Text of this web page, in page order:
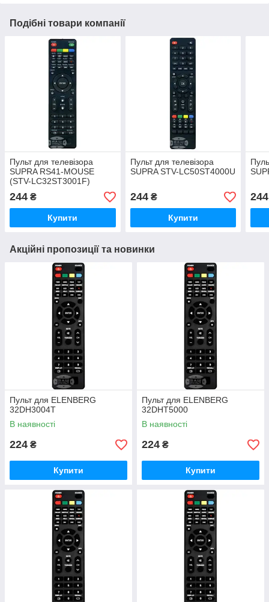
Подібні товари компанії
Пульт для телевізора
SUPRA RS41-MOUSE
(STV-LC32ST3001F)
244 ₴
Купити
Пульт для телевізора
SUPRA STV-LC50ST4000U
244₴
Купити
244
Акційні пропозиції та новинки
Пульт для ELENBERG
32DH3004T
В наявності
224 ₴
Купити
Пульт для ELENBERG
32DHT5000
В наявності
224 ₴
Купити